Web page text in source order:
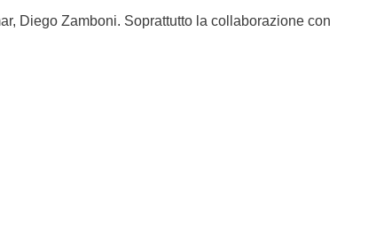
Diego Zamboni. Soprattutto la collaborazione con